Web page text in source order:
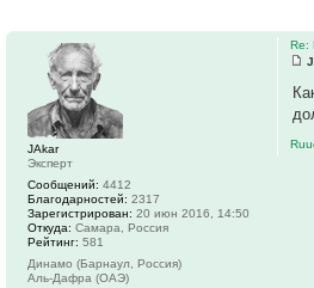
Re:
JAkar
Эксперт
Сообщений: 4412
Благодарностей: 2317
Зарегистрирован: 20 июн 2016, 14:50
Откуда: Самара, Россия
Рейтинг: 581
Динамо (Барнаул, Россия)
Аль-Дафра (ОАЭ)